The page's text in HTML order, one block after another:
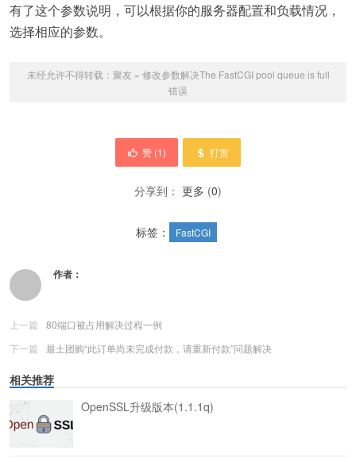
有了这个参数说明，可以根据你的服务器配置和负载情况，
选择相应的参数。
未经允许不得转载： 聚友 » 修改参数解决The FastCGI pool queue is full
错误
赞 (1) 打赏
分享到： 更多 (0)
标签： FastCGI
作者：
上一篇
80端口被占用解决过程一例
下一篇
最土团购“此订单尚未完成付款，请重新付款”问题解决
相关推荐
OpenSSL升级版本(1.1.1q)